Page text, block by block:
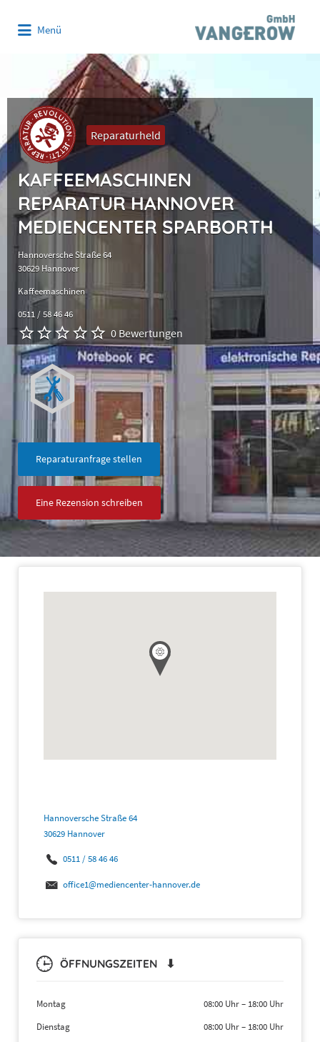
Menü
Reparaturheld
KAFFEEMASCHINEN
REPARATUR HANNOVER
MEDIENCENTER SPARBORTH
Hannoversche Straße 64
30629 Hannover
Kaffeemaschinen
0511 / 58 46 46
0 Bewertungen
Reparaturanfrage stellen
Eine Rezension schreiben
Hannoversche Straße 64
30629 Hannover
0511 / 58 46 46
office1@mediencenter-hannover.de
ÖFFNUNGSZEITEN ⬇
Montag 08:00 Uhr– 18:00 Uhr
Dienstag
08:00 Uhr– 18:00 Uhr